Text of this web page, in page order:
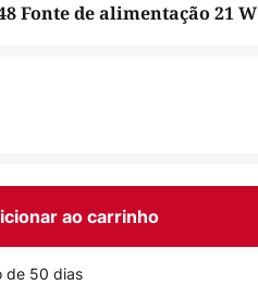
Fonte de alimentação 21 W
ao carrinho
de 50 dias